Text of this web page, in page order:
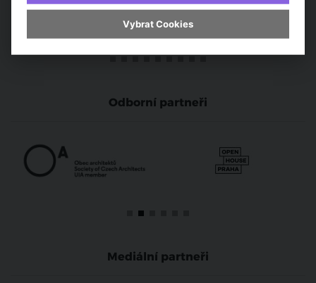
Odborní partneři
Mediální partneři
Vybrat Cookies